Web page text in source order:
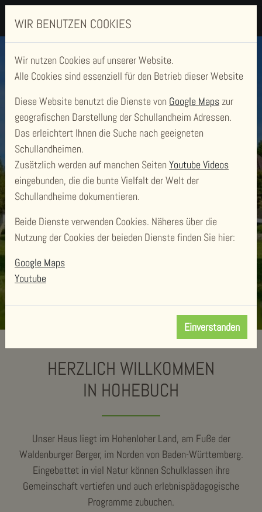
SCHULLANDHEIM
HOHEBUCH
HERZLICH WILLKOMMEN
IN HOHEBUCH
Unser Haus liegt im Hohenloher Land, am Fuße der
Waldenburger Berger, im Norden von Baden-Württemberg.
Eingebettet in viel Natur können Schulklassen ihre
Gemeinschaft vertiefen und auch erlebnispädagogische
Programme zubuchen.
WIR BENUTZEN COOKIES
Wir nutzen Cookies auf unserer Website.
Alle Cookies sind essenziell für den Betrieb dieser Website
Diese Website benutzt die Dienste von Google Mapszur
geografischen Darstellung der Schullandheim Adressen.
Das erleichtert Ihnen die Suche nach geeigneten
Schullandheimen.
Zusätzlich werden auf manchen Seiten Youtube Videos
eingebunden, die die bunte Vielfalt der Welt der
Schullandheime dokumentieren.
Beide Dienste verwenden Cookies. Näheres über die
Nutzung der Cookies der beieden Dienste finden Sie hier:
Google Maps
Youtube
Einverstanden